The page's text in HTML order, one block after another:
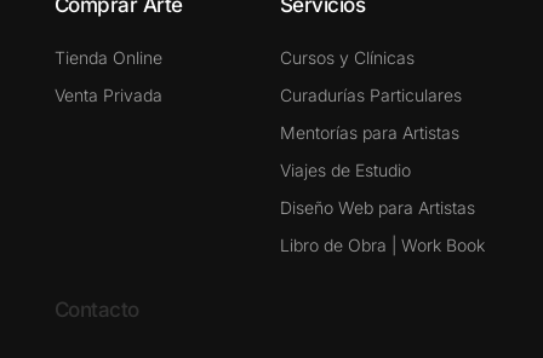
Tienda Online
Venta Privada
Cursos y Clínicas
Curadurías Particulares
Mentorías para Artistas
Viajes de Estudio
Diseño Web para Artistas
Libro de Obra | Work Book
Contacto